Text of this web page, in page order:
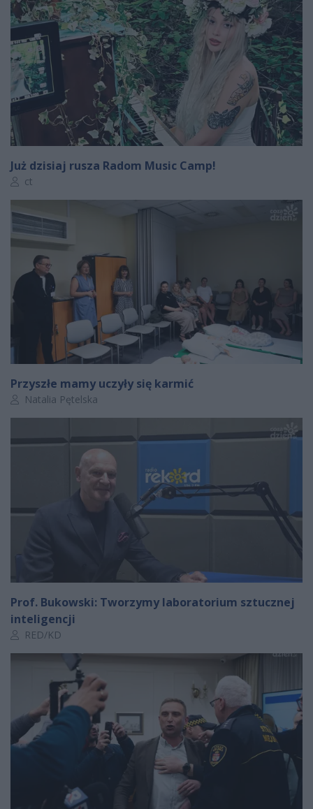
Już dzisiaj rusza Radom Music Camp!
Autor artykułu:
ct
Przyszłe mamy uczyły się karmić
Autor artykułu:
Natalia Pętelska
Prof. Bukowski: Tworzymy laboratorium sztucznej
inteligencji
Autor artykułu:
RED/KD